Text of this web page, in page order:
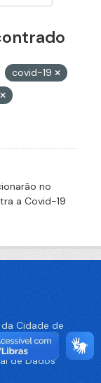
covid-19
no
a Covid-19
Cidade de
de Dados